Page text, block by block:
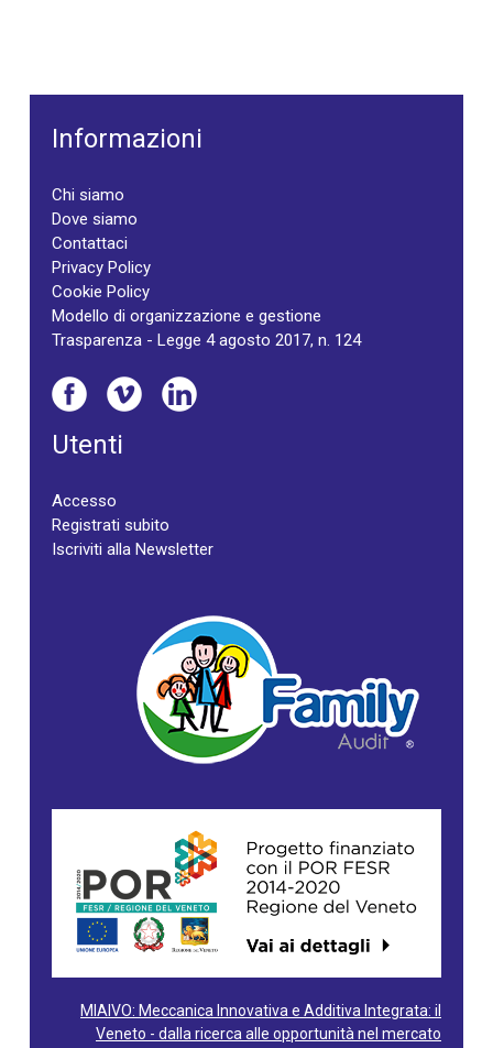
Informazioni
Chi siamo
Dove siamo
Contattaci
Privacy Policy
Cookie Policy
Modello di organizzazione e gestione
Trasparenza - Legge 4 agosto 2017, n. 124
Utenti
Accesso
Registrati subito
Iscriviti alla Newsletter
MIAIVO: Meccanica Innovativa e Additiva Integrata: il
Veneto - dalla ricerca alle opportunità nel mercato